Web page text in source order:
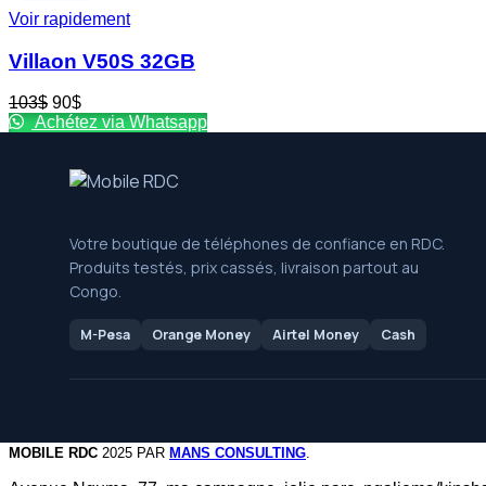
115$.100$.
Voir rapidement
Villaon V50S 32GB
103$ Le
prix
103$.
90$Le
prix
90$.
Achétez via Whatsapp
Votre boutique de téléphones de confiance en RDC.
Produits testés, prix cassés, livraison partout au
Congo.
M-Pesa Orange Money Airtel Money Cash
MOBILE RDC 2025 PAR MANS CONSULTING.